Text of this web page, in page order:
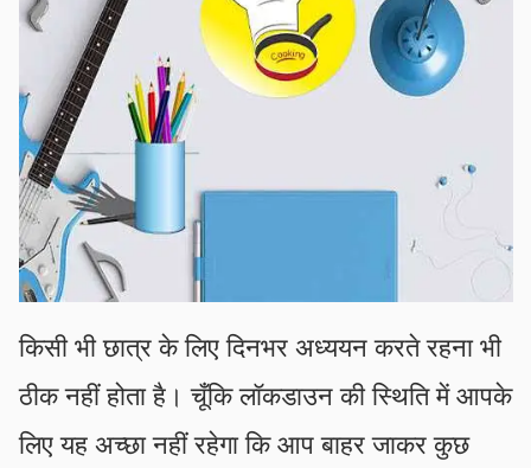
किसी भी छात्र के लिए दिनभर अध्ययन करते रहना भी
ठीक नहीं होता है। चूँकि लॉकडाउन की स्थिति में आपके
लिए यह अच्छा नहीं रहेगा कि आप बाहर जाकर कुछ